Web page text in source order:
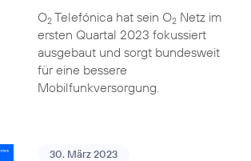
O2Telefónica hat sein O2Netz im
ersten Quartal 2023 fokussiert
ausgebaut und sorgt bundesweit
für eine bessere
Mobilfunkversorgung.
30. März 2023